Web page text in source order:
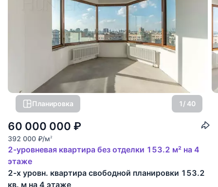
Планировка 1/ 40
60 000 000 ₽
392 000 ₽/м2
2-уровневая квартира без отделки 153.2 м² на 4
этаже
2-х уровн. квартира свободной планировки 153.2
кв. м на 4 этаже